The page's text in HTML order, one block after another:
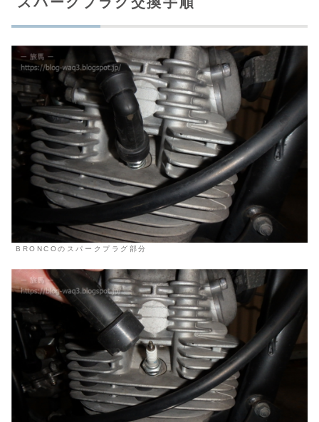
BRONCOのスパークプラグ部分